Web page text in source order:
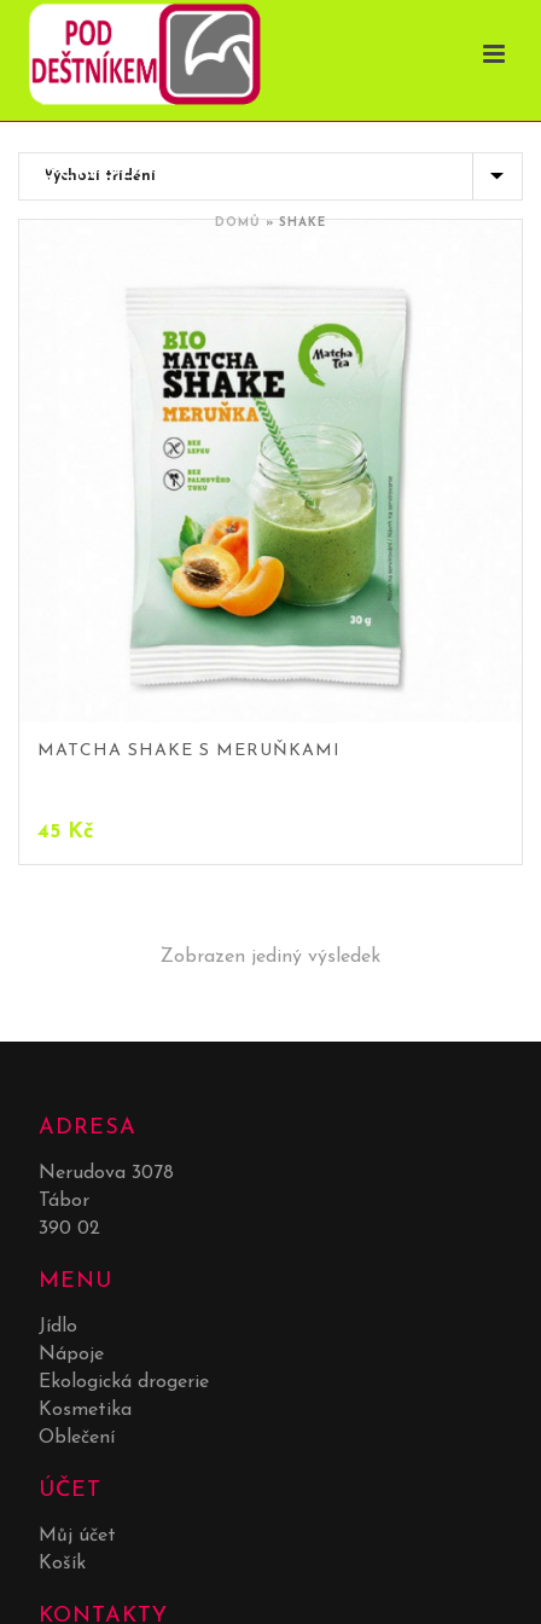
OBCHOD
DOMŮ»SHAKE
MATCHA SHAKE S MERUŇKAMI
45 Kč
Zobrazen jediný výsledek
ADRESA
Nerudova 3078
Tábor
390 02
MENU
Jídlo
Nápoje
Ekologická drogerie
Kosmetika
Oblečení
ÚČET
Můj účet
Košík
KONTAKTY